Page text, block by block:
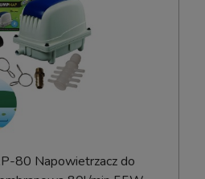
80 Napowietrzacz do